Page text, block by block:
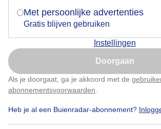
Met persoonlijke advertenties
Gratis blijven gebruiken
Instellingen
Doorgaan
Als je doorgaat, ga je akkoord met de
abonnementsvoorwaarden
Heb je al een Buienradar-abonnement?
Colijnsplaat, Zeeland 11.30 uur
Door: Geeske Harkema Gemaakt: 07-10-2025,
Nu niet, misschien
Klik hierom dit aan te